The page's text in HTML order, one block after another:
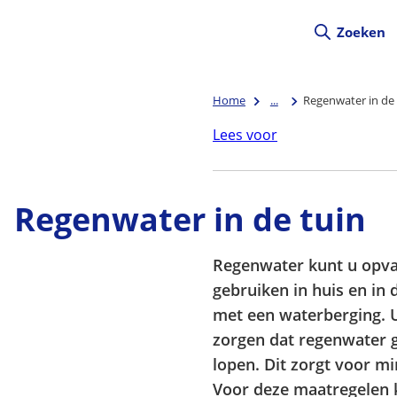
Zoeken
Home ... Regenwater in
Lees voor
Regenwater in de tuin
Regenwater kunt u
gebruiken in huis en in
met een waterberging.
zorgen dat regenwater
lopen. Dit zorgt voor
Voor deze maatregelen